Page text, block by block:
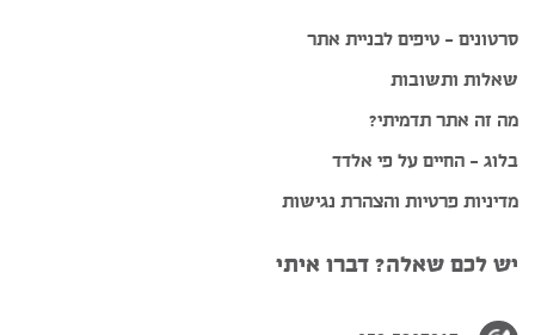
סרטונים – טיפים לבניית אתר
שאלות ותשובות
מה זה אתר תדמיתי?
בלוג – החיים על פי אלדד
מדיניות פרטיות והצהרת נגישות
יש לכם שאלה? דברו איתי